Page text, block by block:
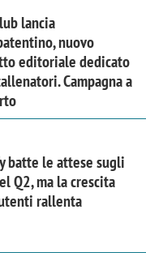
lancia
nuovo
editoriale dedicato
Campagna a
batte le attese sugli
Q2, ma la crescita
rallenta